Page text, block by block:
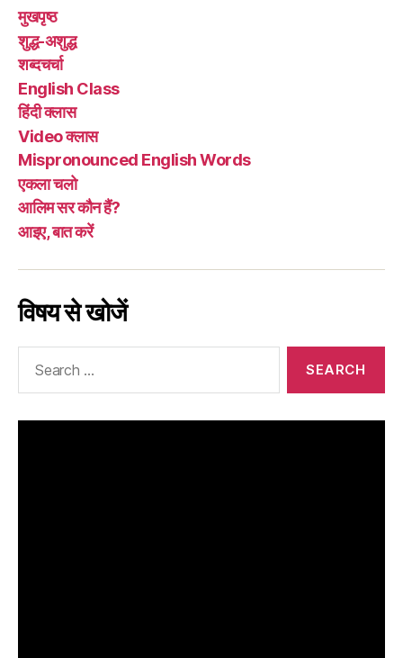
मुखपृष्ठ
शुद्ध-अशुद्ध
शब्दचर्चा
English Class
हिंदी क्लास
Video क्लास
Mispronounced English Words
एकला चलो
आलिम सर कौन हैं?
आइए, बात करें
विषय से खोजें